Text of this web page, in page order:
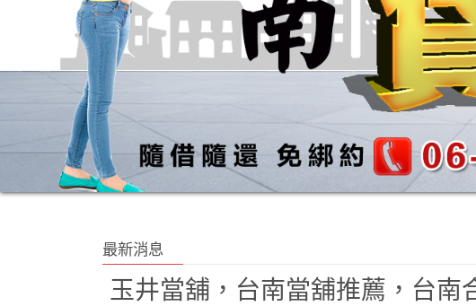
最新消息
玉井當舖，台南當舖推薦，台南